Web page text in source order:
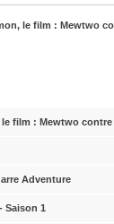
le film : Mewtwo
film : Mewtwo contre
Adventure
Saison 1